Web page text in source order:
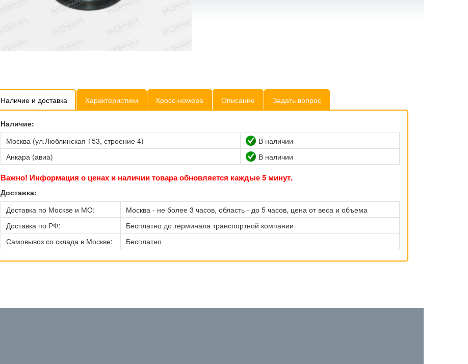
Наличие и доставка Характеристики Кросс-номера Описание Задать вопрос
Наличие:
Москва (ул.Люблинская 153, строение 4)
В наличии
Анкара (авиа)
В наличии
Важно! Информация о ценах и наличии товара обновляется каждые 5 минут.
Доставка:
Доставка по Москве и МО:
Москва - не более 3 часов, область - до 5 часов, цена от веса и объема
Доставка по РФ:
Бесплатно до терминала транспортной компании
Самовывоз со склада в Москве:
Бесплатно